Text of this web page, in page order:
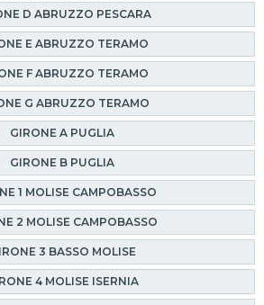
D ABRUZZO PESCARA
E ABRUZZO TERAMO
F ABRUZZO TERAMO
G ABRUZZO TERAMO
GIRONE A PUGLIA
GIRONE B PUGLIA
1 MOLISE CAMPOBASSO
2 MOLISE CAMPOBASSO
3 BASSO MOLISE
4 MOLISE ISERNIA